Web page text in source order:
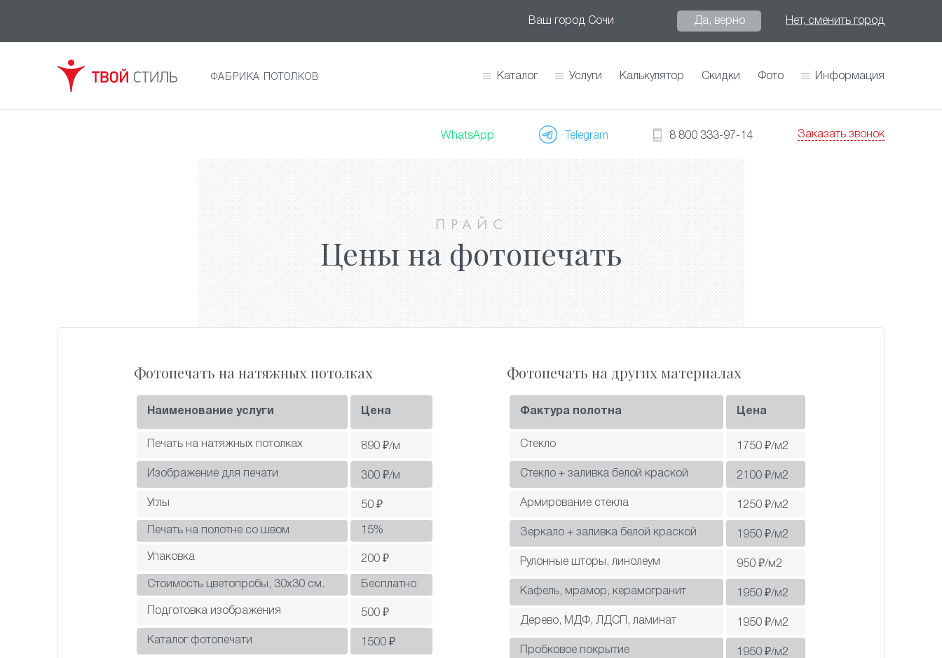
Ваш город Сочи Да, верно Нет, сменить город
ФАБРИКА ПОТОЛКОВ Каталог Услуги Калькулятор Скидки Фото Информация
WhatsApp Telegram 8 800 333-97-14 Заказать звонок
ПРАЙС
Цены на фотопечать
Фотопечать на натяжных потолках
Наименование услуги Цена
Печать на натяжных потолках 890 ₽/м
Изображение для печати 300 ₽/м
Углы 50 ₽
Печать на полотне со швом 15%
Упаковка 200 ₽
Стоимость цветопробы, 30х30 см. Бесплатно
Подготовка изображения 500 ₽
Каталог фотопечати 1500 ₽
Фотопечать на других материалах
Фактура полотна Цена
Стекло 1750 ₽/м2
Стекло + заливка белой краской 2100 ₽/м2
Армирование стекла 1250 ₽/м2
Зеркало + заливка белой краской 1950 ₽/м2
Рулонные шторы, линолеум 950 ₽/м2
Кафель, мрамор, керамогранит 1950 ₽/м2
Дерево, МДФ, ЛДСП, ламинат 1950 ₽/м2
Пробковое покрытие 1950 ₽/м2